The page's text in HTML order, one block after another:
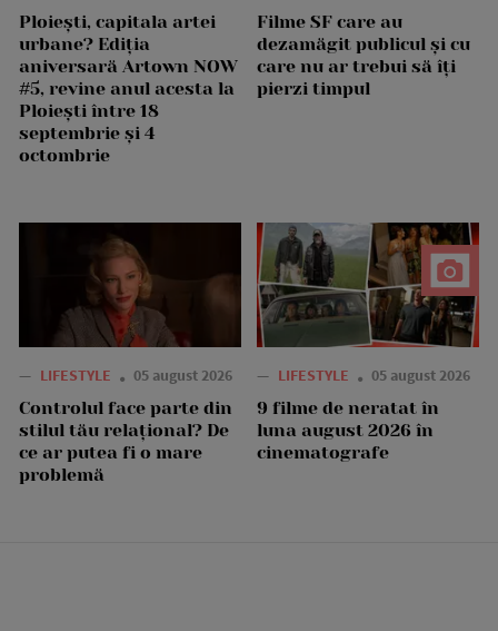
Ploiești, capitala artei
urbane? Ediția
aniversară Artown NOW
#5, revine anul acesta la
Ploiești între 18
septembrie și 4
octombrie
Filme SF care au
dezamăgit publicul și cu
care nu ar trebui să îți
pierzi timpul
— LIFESTYLE 05 august 2026
Controlul face parte din
stilul tău relațional? De
ce ar putea fi o mare
problemă
— LIFESTYLE 05 august 2026
9 filme de neratat în
luna august 2026 în
cinematografe